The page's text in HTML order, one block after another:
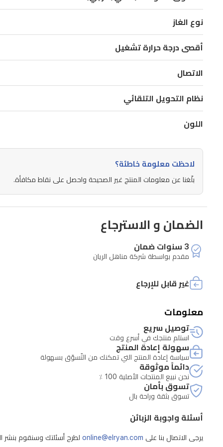
مئوية.
يتميز
بنظام
بالأمبيرية
ذكي
بـ
6
مما
يتيح
إدارة
استهلاك
الطاقة
بفضل
الانفرتر،
الواي
فاي،
وخاصية
التنظيف
الذاتي،
وتوزيع
رباعي
الاتجاهات،
نوع الغاز
أقصى درجة حرارة تشغيل
الاتصال
نظام التحويل التلقائي
اللون
لاحظت معلومة خاطئة؟
بلّغنا عن معلومات المنتج غير الصحيحة واحصل على نقاط مكافأة.
الضمان و الاسترجاع
3 سنوات ضمان
مقدم بواسطة شركة مناهل الريان
غير قابل للإرجاع
معلومات
توصيل سريع
استلم منتجك في أسرع وقت
سهولة إعادة المنتج
سياسة إعادة المنتج التي تمكنك من التّسوّق بسهولة
دائماً موثوقة
نحن نبيع المنتجات الأصلية 100 ٪
تسوق بأمان
تسوق بثقة وراحة بال
أسئلة واجوبة الزبائن
يرجى الاتصال بنا على online@elryan.com لطرح أسئلتك وسنقوم بنشر